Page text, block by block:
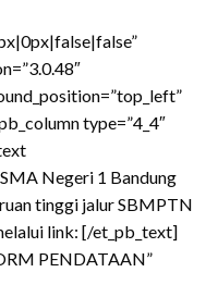
type=”4_4″
SMA Negeri 1 Bandung
tinggi jalur SBMPTN
link: [/et_pb_text]
PENDATAAN”